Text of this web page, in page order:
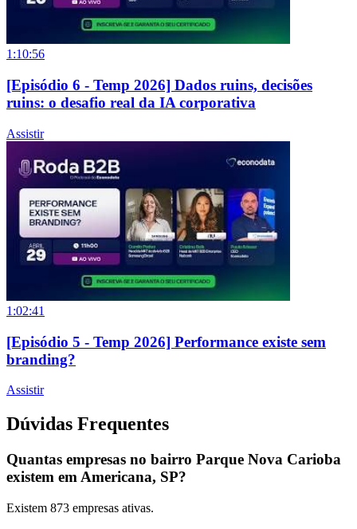
1:10:56
[Episódio 6 - Temp 2026] Dados ruins, decisões
ruins: o desafio real da IA corporativa
Assistir
1:02:41
[Episódio 5 - Temp 2026] Performance existe sem
branding?
Assistir
Dúvidas Frequentes
Quantas empresas no bairro Parque Nova Carioba
existem em Americana, SP?
Existem 873 empresas ativas.